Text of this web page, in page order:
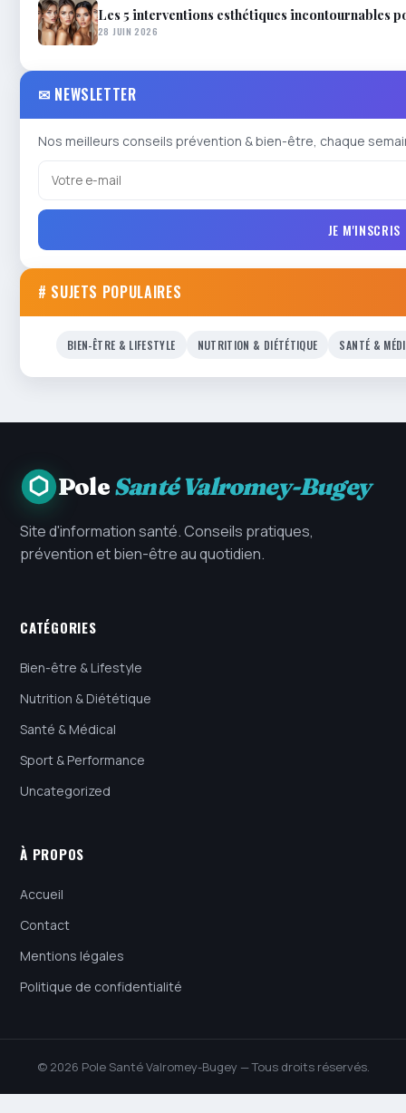
Les 5 interventions esthétiques incontournables
28 JUIN 2026
✉ NEWSLETTER
Nos meilleurs conseils prévention & bien-être, chaque
JE M'INSCRIS
# SUJETS POPULAIRES
BIEN-ÊTRE & LIFESTYLE NUTRITION & DIÉTÉTIQUE SANTÉ &
PoleSanté Valromey-Bugey
Site d'information santé. Conseils pratiques,
prévention et bien-être au quotidien.
CATÉGORIES
Bien-être & Lifestyle
Nutrition & Diététique
Santé & Médical
Sport & Performance
Uncategorized
À PROPOS
Accueil
Contact
Mentions légales
Politique de confidentialité
© 2026 Pole Santé Valromey-Bugey — Tous droits réservés.